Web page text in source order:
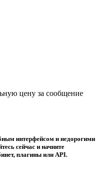
цену за сообщение
интерфейсом и недорогими
сейчас и начните
плагины или API.